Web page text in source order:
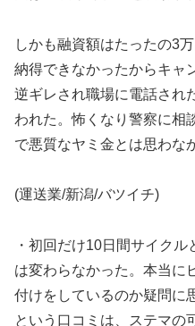
しかも融資額はたったの3
納得できなかったからキャ
逆ギレされ職場に電話され
われた。怖くなり警察に相
で悪質なヤミ金とは思わな
(運送業/新潟/バツイチ)
・初回だけ10日間サイク
は変わらなかった。本当に
付けをしているのか疑問に
という口コミは、ステマの